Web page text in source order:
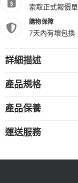
索取正式報價單
購物保障
7天內有壞包換
詳細描述
產品規格
產品保養
運送服務